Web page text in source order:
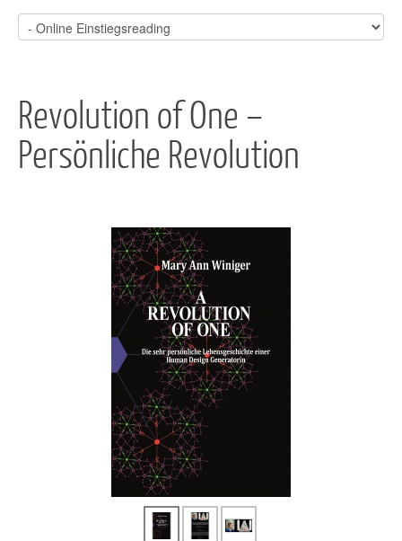
Revolution of One –
Persönliche Revolution